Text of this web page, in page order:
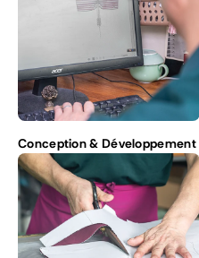
Conception & Développement